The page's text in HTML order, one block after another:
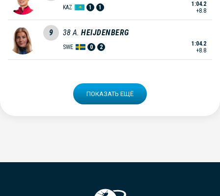
KAZ 1 1
1:04.2
+8.8
9 38 A. HEIJDENBERG
SWE 0 2
1:04.2
+8.8
ПОКАЗАТЬ ЕЩЁ